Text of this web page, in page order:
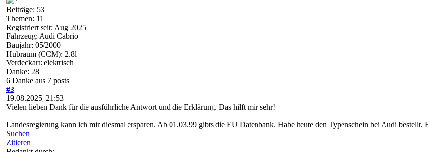
Beiträge: 53
Themen: 11
Registriert seit: Aug 2025
Fahrzeug: Audi Cabrio
Baujahr: 05/2000
Hubraum (CCM): 2.8l
Verdeckart: elektrisch
Danke: 28
6 Danke aus 7 posts
#3
19.08.2025, 21:53
Vielen lieben Dank für die ausführliche Antwort und die Erklärung. Das hilft mir sehr!
Landesregierung kann ich mir diesmal ersparen. Ab 01.03.99 gibts die EU Datenbank. Habe heute den Typenschein bei Audi
Suchen
Zitieren